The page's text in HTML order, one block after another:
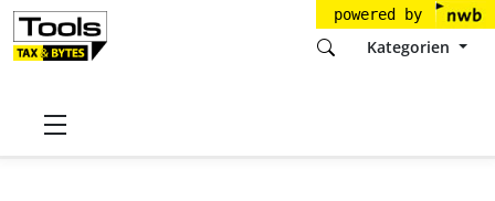
powered by
Kategorien
Startseite